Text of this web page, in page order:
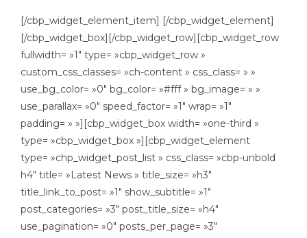
[/cbp_widget_element_item] [/cbp_widget_element]
[/cbp_widget_box][/cbp_widget_row][cbp_widget_row
fullwidth= »1″ type= »cbp_widget_row »
custom_css_classes= »ch-content » css_class= » »
use_bg_color= »0″ bg_color= »#fff » bg_image= » »
use_parallax= »0″ speed_factor= »1″ wrap= »1″
padding= » »][cbp_widget_box width= »one-third »
type= »cbp_widget_box »][cbp_widget_element
type= »chp_widget_post_list » css_class= »cbp-unbold
h4″ title= »Latest News » title_size= »h3″
title_link_to_post= »1″ show_subtitle= »1″
post_categories= »3″ post_title_size= »h4″
use_pagination= »0″ posts_per_page= »3″